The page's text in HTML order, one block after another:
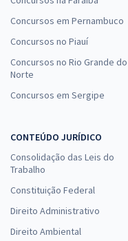
Concursos em Pernambuco
Concursos no Piauí
Concursos no Rio Grande do
Norte
Concursos em Sergipe
CONTEÚDO JURÍDICO
Consolidação das Leis do
Trabalho
Constituição Federal
Direito Administrativo
Direito Ambiental